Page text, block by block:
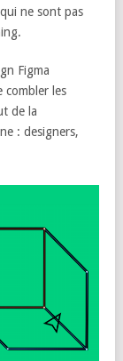
ne sont pas
Figma
combler les
de la
: designers,